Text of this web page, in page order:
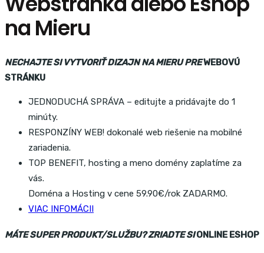
na Mieru
NECHAJTE SI VYTVORIŤ DIZAJN NA MIERU PREWEBOVÚ
STRÁNKU
JEDNODUCHÁ SPRÁVA – editujte a pridávajte do 1
minúty.
RESPONZÍNY WEB! dokonalé web riešenie na mobilné
zariadenia.
TOP BENEFIT, hosting a meno domény zaplatíme za
vás.
Doména a Hosting v cene 59.90€/rok ZADARMO.
VIAC INFOMÁCII
MÁTE SUPER PRODUKT/SLUŽBU? ZRIADTE SIONLINE ESHOP